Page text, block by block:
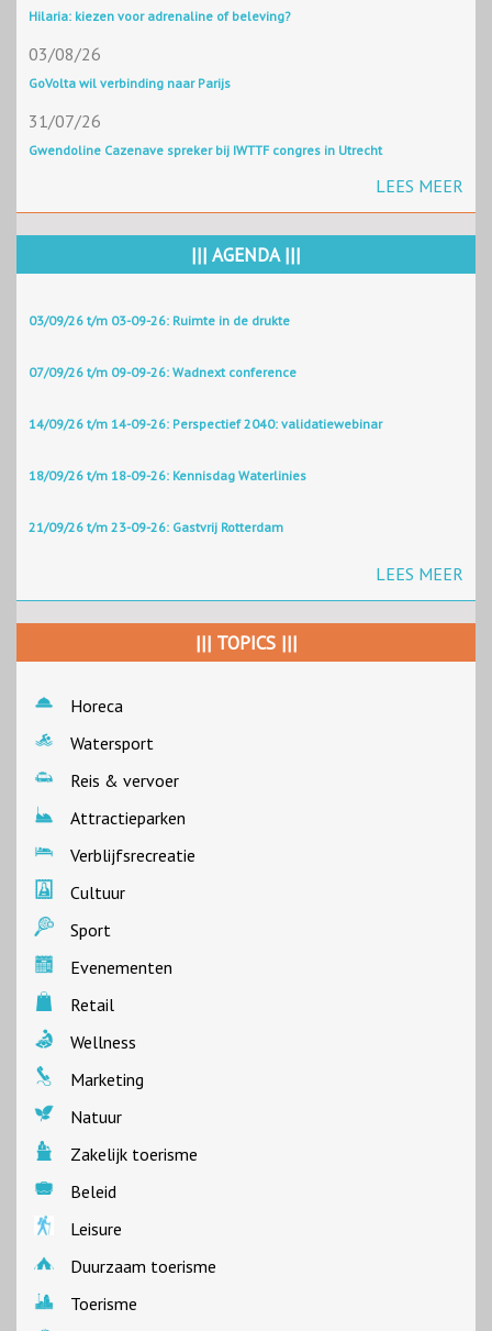
Hilaria: kiezen voor adrenaline of beleving?
03/08/26
GoVolta wil verbinding naar Parijs
31/07/26
Gwendoline Cazenave spreker bij IWTTF congres in Utrecht
LEES MEER
||| AGENDA |||
03/09/26 t/m 03-09-26: Ruimte in de drukte
07/09/26 t/m 09-09-26: Wadnext conference
14/09/26 t/m 14-09-26: Perspectief 2040: validatiewebinar
18/09/26 t/m 18-09-26: Kennisdag Waterlinies
21/09/26 t/m 23-09-26: Gastvrij Rotterdam
LEES MEER
||| TOPICS |||
Horeca
Watersport
Reis & vervoer
Attractieparken
Verblijfsrecreatie
Cultuur
Sport
Evenementen
Retail
Wellness
Marketing
Natuur
Zakelijk toerisme
Beleid
Leisure
Duurzaam toerisme
Toerisme